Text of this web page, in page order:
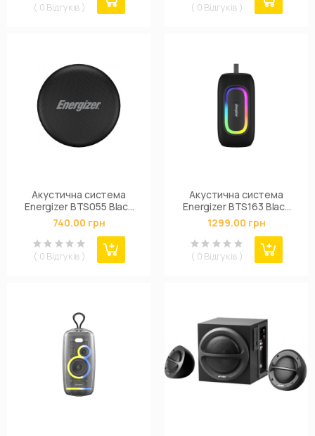
( 0 Відгуків ) ( 0 Відгуків )
Акустична система
Energizer BTS055 Black
(BTS055)
740.00 грн
( 0 Відгуків )
Акустична система
Energizer BTS163 Black
(BTS163)
1299.00 грн
( 0 Відгуків )